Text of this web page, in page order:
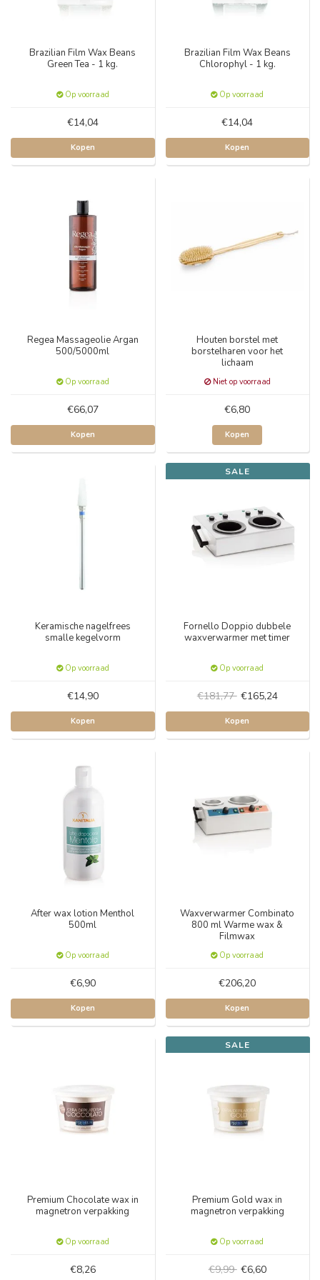
Brazilian Film Wax Beans
Green Tea - 1 kg.
Op voorraad
€14,04
Kopen
Brazilian Film Wax Beans
Chlorophyl - 1 kg.
Op voorraad
€14,04
Kopen
Regea Massageolie Argan
500/5000ml
Op voorraad
€66,07
Kopen
Houten borstel met
borstelharen voor het
lichaam
Niet op voorraad
€6,80
Kopen
Keramische nagelfrees
smalle kegelvorm
Op voorraad
€14,90
Kopen
SALE
Fornello Doppio dubbele
waxverwarmer met timer
Op voorraad
€181,77 €165,24
Kopen
After wax lotion Menthol
500ml
Op voorraad
€6,90
Kopen
Waxverwarmer Combinato
800 ml Warme wax &
Filmwax
Op voorraad
€206,20
Kopen
Premium Chocolate wax in
magnetron verpakking
Op voorraad
€8,26
SALE
Premium Gold wax in
magnetron verpakking
Op voorraad
€9,99 €6,60